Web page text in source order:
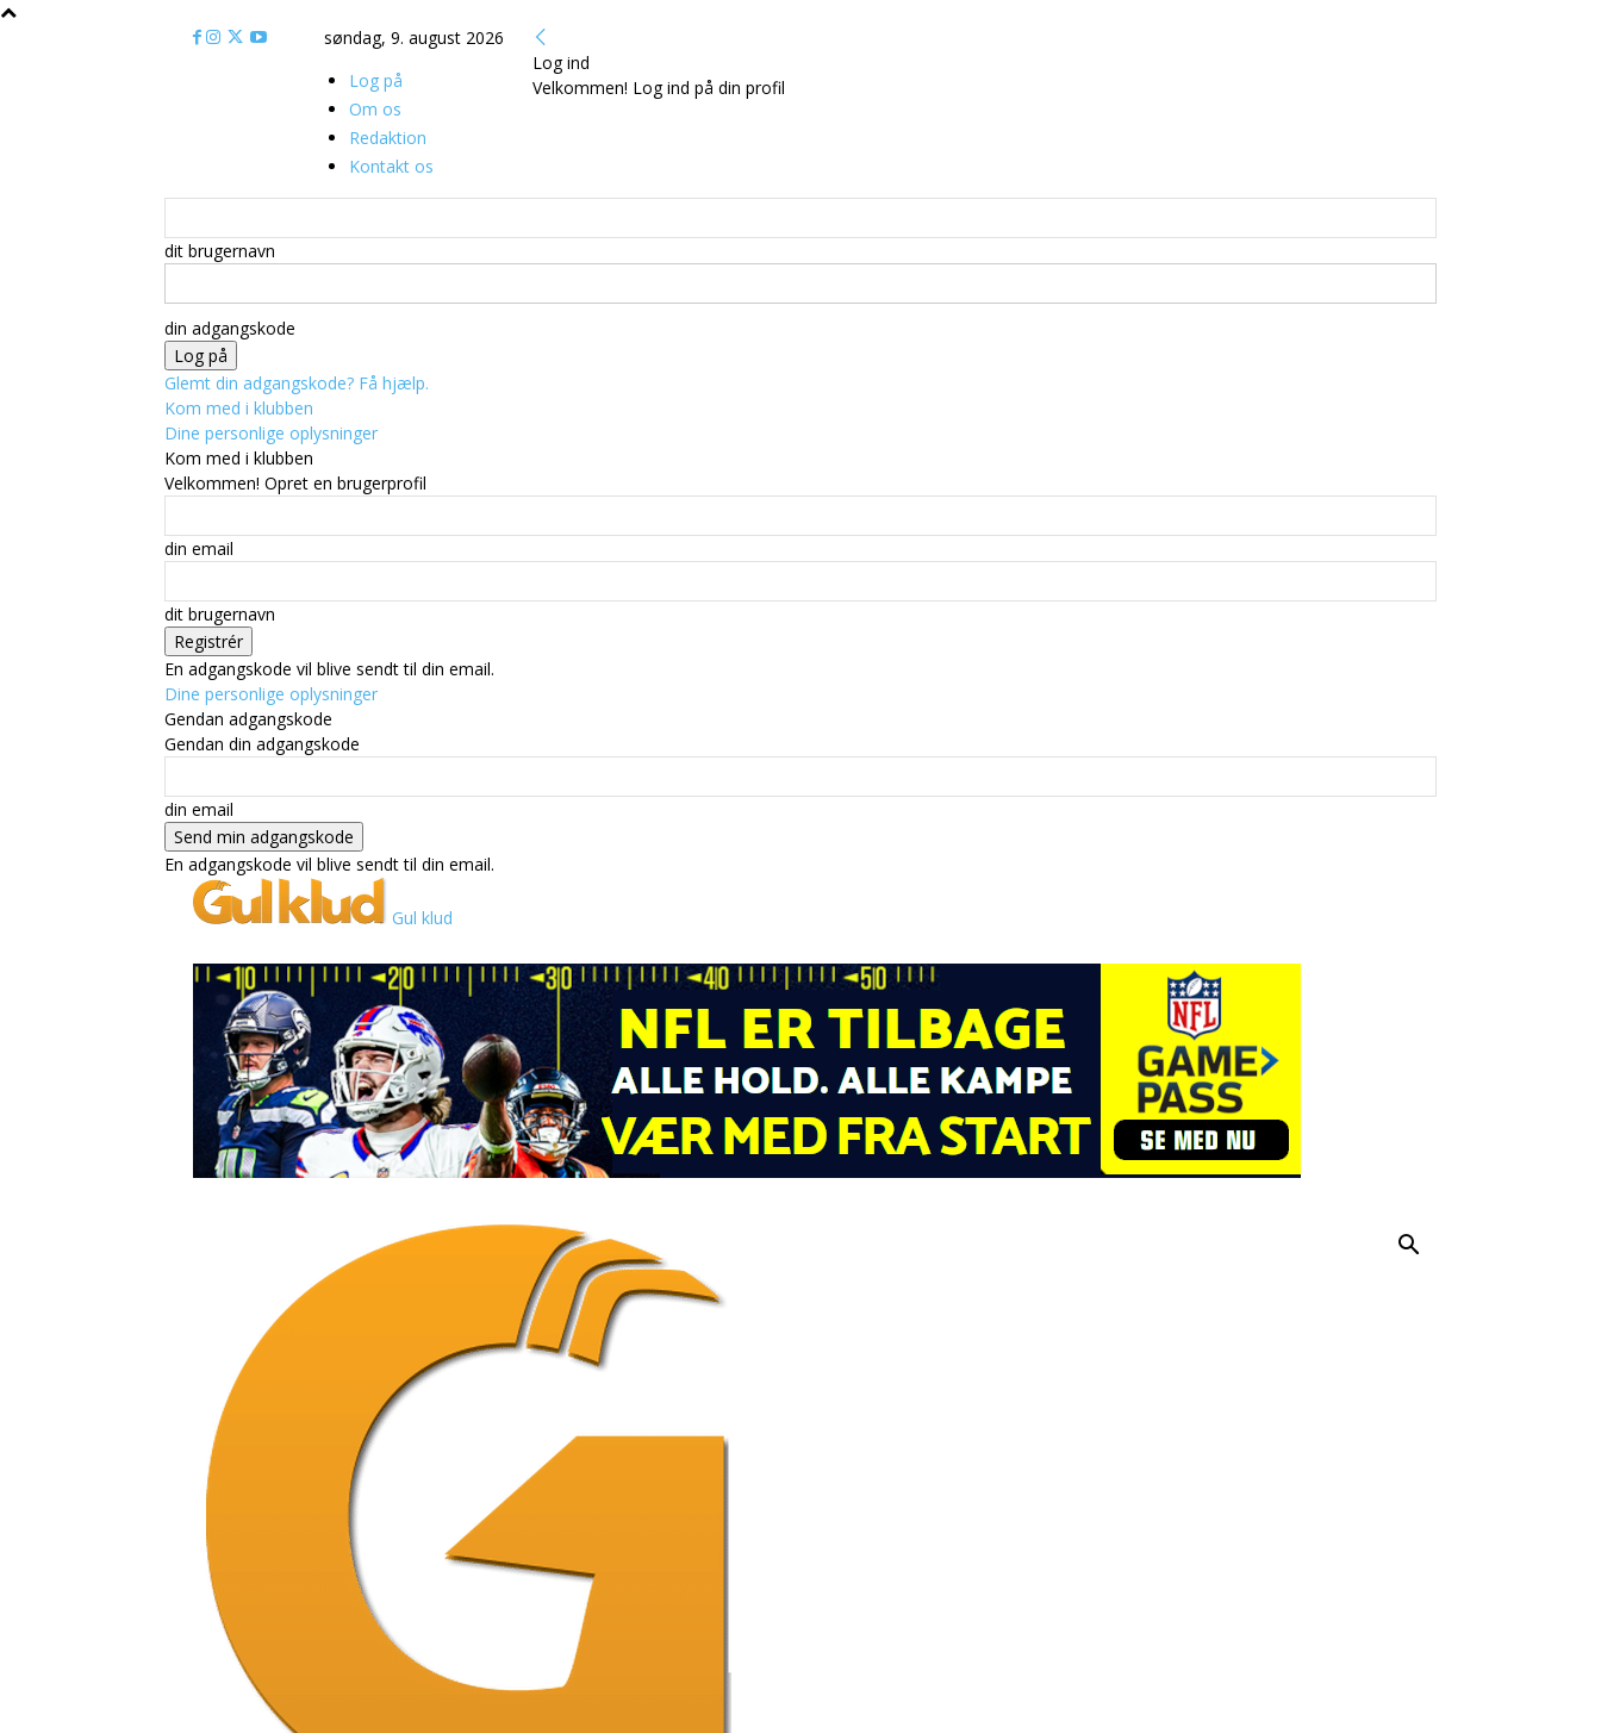
søndag, 9. august 2026
Log på
Om os
Redaktion
Kontakt os
Log ind
Velkommen! Log ind på din profil
dit brugernavn
din adgangskode
Glemt din adgangskode? Få hjælp.
Kom med i klubben
Dine personlige oplysninger
Kom med i klubben
Velkommen! Opret en brugerprofil
din email
dit brugernavn
En adgangskode vil blive sendt til din email.
Dine personlige oplysninger
Gendan adgangskode
Gendan din adgangskode
din email
En adgangskode vil blive sendt til din email.
Gul klud